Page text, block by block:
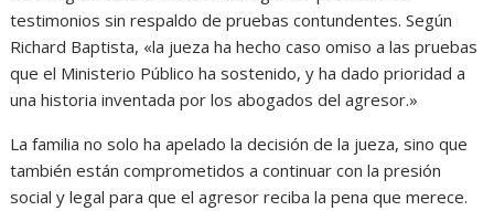
testimonios sin respaldo de pruebas contundentes. Según
Richard Baptista, «la jueza ha hecho caso omiso a las pruebas
que el Ministerio Público ha sostenido, y ha dado prioridad a
una historia inventada por los abogados del agresor.»
La familia no solo ha apelado la decisión de la jueza, sino que
también están comprometidos a continuar con la presión
social y legal para que el agresor reciba la pena que merece.